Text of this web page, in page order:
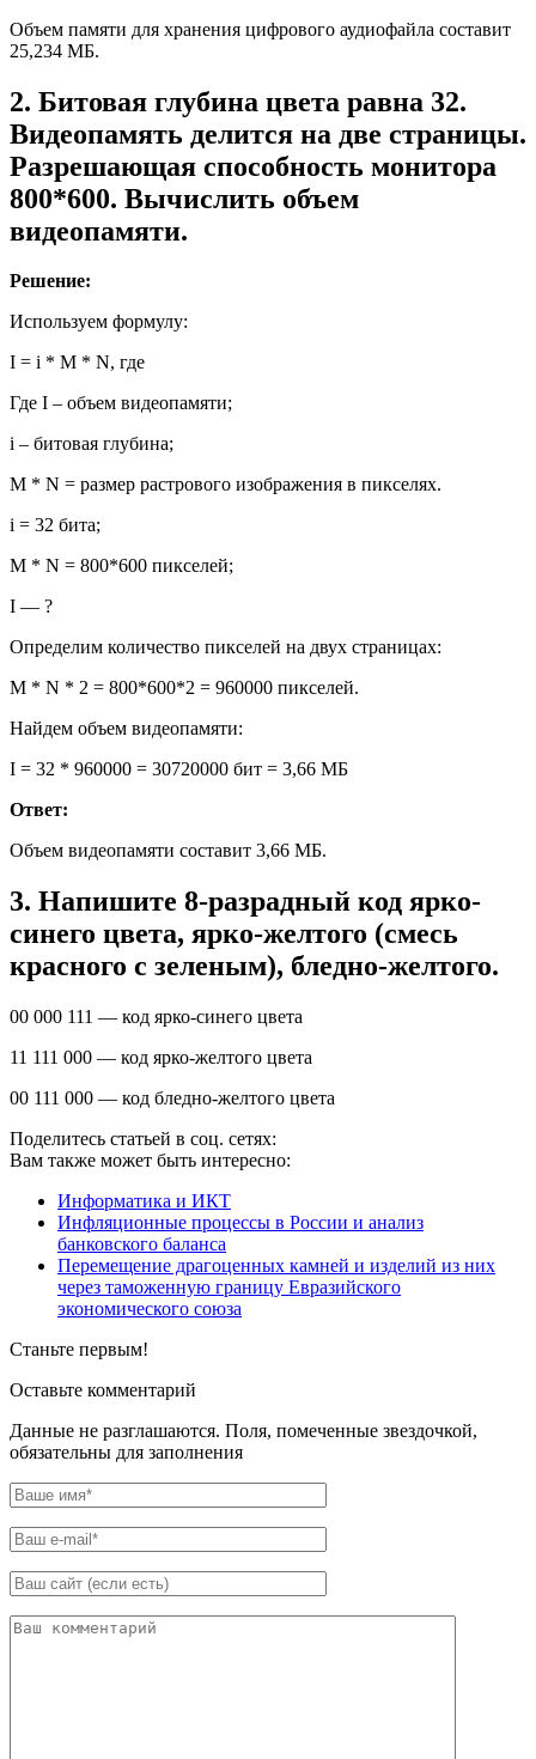
Объем памяти для хранения цифрового аудиофайла составит
25,234 МБ.
2. Битовая глубина цвета равна 32.
Видеопамять делится на две страницы.
Разрешающая способность монитора
800*600. Вычислить объем
видеопамяти.
Решение:
Используем формулу:
I = i * M * N, где
Где I – объем видеопамяти;
i – битовая глубина;
M * N = размер растрового изображения в пикселях.
i = 32 бита;
M * N = 800*600 пикселей;
I — ?
Определим количество пикселей на двух страницах:
M * N * 2 = 800*600*2 = 960000 пикселей.
Найдем объем видеопамяти:
I = 32 * 960000 = 30720000 бит = 3,66 МБ
Ответ:
Объем видеопамяти составит 3,66 МБ.
3. Напишите 8-разрадный код ярко-
синего цвета, ярко-желтого (смесь
красного с зеленым), бледно-желтого.
00 000 111 — код ярко-синего цвета
11 111 000 — код ярко-желтого цвета
00 111 000 — код бледно-желтого цвета
Поделитесь статьей в соц. сетях:
Вам также может быть интересно:
Информатика и ИКТ
Инфляционные процессы в России и анализ
банковского баланса
Перемещение драгоценных камней и изделий из них
через таможенную границу Евразийского
экономического союза
Станьте первым!
Оставьте комментарий
Данные не разглашаются. Поля, помеченные звездочкой,
обязательны для заполнения